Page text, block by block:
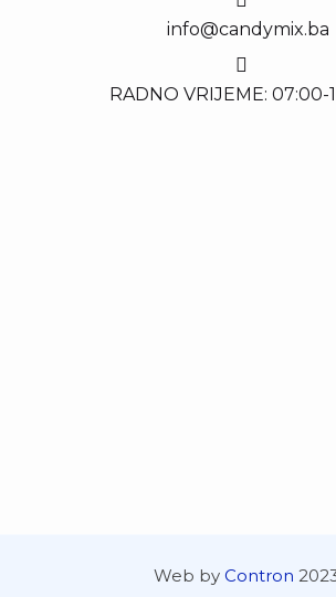
info@candymix.ba
RADNO VRIJEME: 07:00-
Web by Contron